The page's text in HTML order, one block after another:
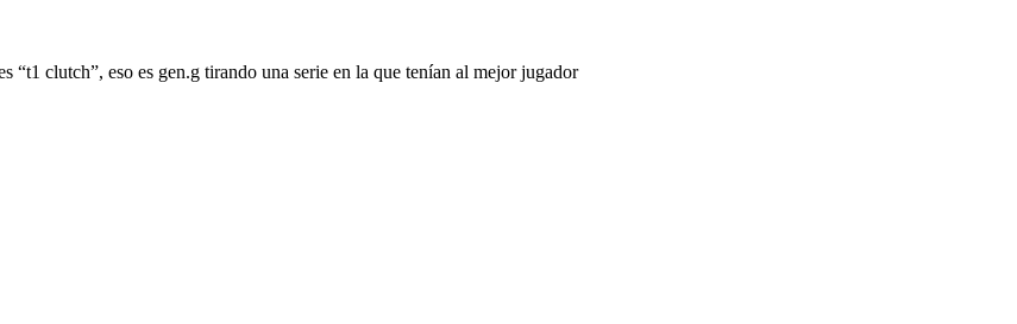
clutch”, eso es gen.g tirando una serie en la que tenían al mejor jugador